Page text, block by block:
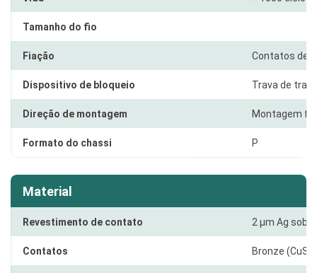
Tamanho do fio
Fiação Contatos de
Dispositivo de bloqueio Trava de trava
Direção de montagem Montagem
Formato do chassi P
Material
Revestimento de contato 2 µm Ag
Contatos Bronze